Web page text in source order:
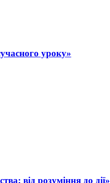
уроку»
від розуміння до дії»